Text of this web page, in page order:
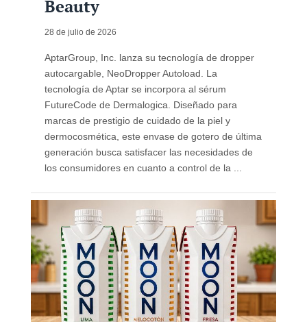
Beauty
28 de julio de 2026
AptarGroup, Inc. lanza su tecnología de dropper
autocargable, NeoDropper Autoload. La
tecnología de Aptar se incorpora al sérum
FutureCode de Dermalogica. Diseñado para
marcas de prestigio de cuidado de la piel y
dermocosmética, este envase de gotero de última
generación busca satisfacer las necesidades de
los consumidores en cuanto a control de la ...